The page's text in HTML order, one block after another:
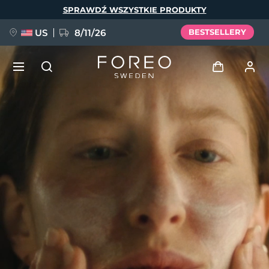
SPRAWDŹ WSZYSTKIE PRODUKTY
US 8/11/26 BESTSELLERY
Zaloguj
Profil użytkownika
Moje urządzenia
Moje zamówienia
Moje adresy
Moje subskrypcje
issa™ Teeth Whitening Set
Deutsch
Español
Français
Português
Polski
Русский
Türkçe
繁體中文